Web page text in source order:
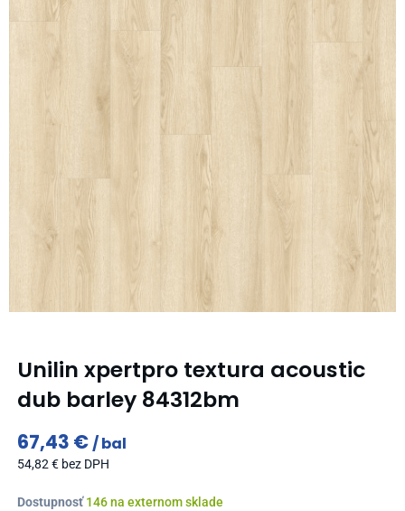
Unilin xpertpro textura acoustic
dub barley 84312bm
67,43 € bal
54,82 € bez DPH
Dostupnosť 146 na externom sklade
množstvo